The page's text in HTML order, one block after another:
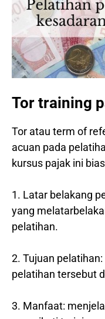
Tor training
Tor atau term of
acuan pada
kursus pajak ini
1. Latar belakang
yang
pelatihan.
2. Tujuan
pelatihan tersebut
3. Manfaat: